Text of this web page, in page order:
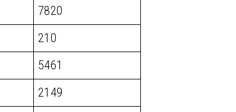
7820
210
5461
2149